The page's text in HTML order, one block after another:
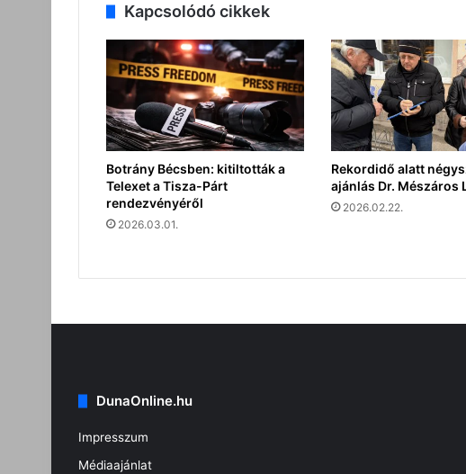
Kapcsolódó cikkek
Botrány Bécsben: kitiltották a
Telexet a Tisza-Párt
rendezvényéről
2026.03.01.
Rekordidő alatt
ajánlás Dr. Mészáros
2026.02.22.
DunaOnline.hu
Impresszum
Médiaajánlat